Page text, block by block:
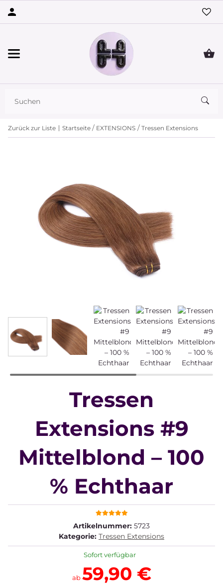
Zurück zur Liste Startseite EXTENSIONS Tressen Extensions
Tressen
Extensions #9
Mittelblond – 100
% Echthaar
Artikelnummer: 5723
Kategorie: Tressen Extensions
Sofort verfügbar
ab59,90 €